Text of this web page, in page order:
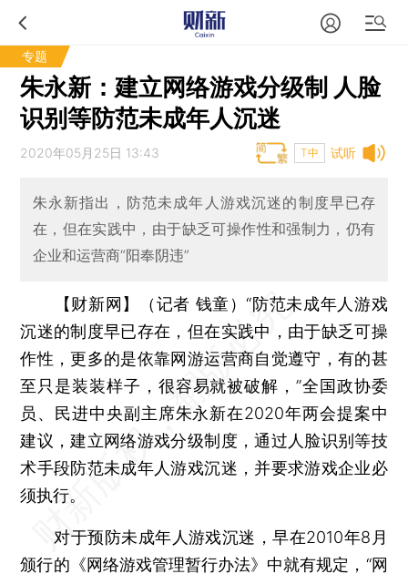
专题
朱永新：建立网络游戏分级制 人脸
识别等防范未成年人沉迷
试听
2020年05月25日 13:43 T中
朱永新指出，防范未成年人游戏沉迷的制度早已存
在，但在实践中，由于缺乏可操作性和强制力，仍有
企业和运营商“阳奉阴违”
【财新网】（记者 钱童）“防范未成年人游戏
沉迷的制度早已存在，但在实践中，由于缺乏可操
作性，更多的是依靠网游运营商自觉遵守，有的甚
至只是装装样子，很容易就被破解，”全国政协委
员、民进中央副主席朱永新在2020年两会提案中
建议，建立网络游戏分级制度，通过人脸识别等技
术手段防范未成年人游戏沉迷，并要求游戏企业必
须执行。
对于预防未成年人游戏沉迷，早在2010年8月
颁行的《网络游戏管理暂行办法》中就有规定，“网